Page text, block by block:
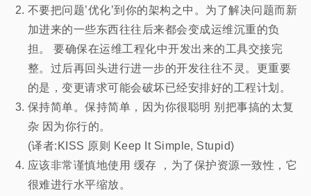
不要把问题’优化’到你的架构之中。为了解决问题而新
加进来的一些东西往往后来都会变成运维沉重的负
担。 要确保在运维工程化中开发出来的工具交接完
整。过后再回头进行进一步的开发往往不灵。更重要
的是，变更请求可能会破坏已经安排好的工程计划。
保持简单。保持简单，因为你很聪明 别把事搞的太复
杂 因为你行的。
(译者:KISS 原则 Keep It Simple, Stupid)
应该非常谨慎地使用 缓存 ，为了保护资源一致性，它
很难进行水平缩放。